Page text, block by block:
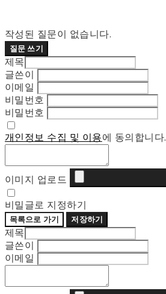
작성된 질문이 없습니다.
질문 쓰기
제목
글쓴이
이메일
비밀번호
비밀번호
개인정보 수집 및 이용에 동의합니다.
이미지 업로드
비밀글로 지정하기
목록으로 가기 저장하기
제목
글쓴이
이메일